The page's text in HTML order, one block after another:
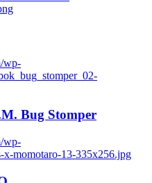
wp-
Bug Stomper
wp-
x-momotaro-13-335x256.jpg